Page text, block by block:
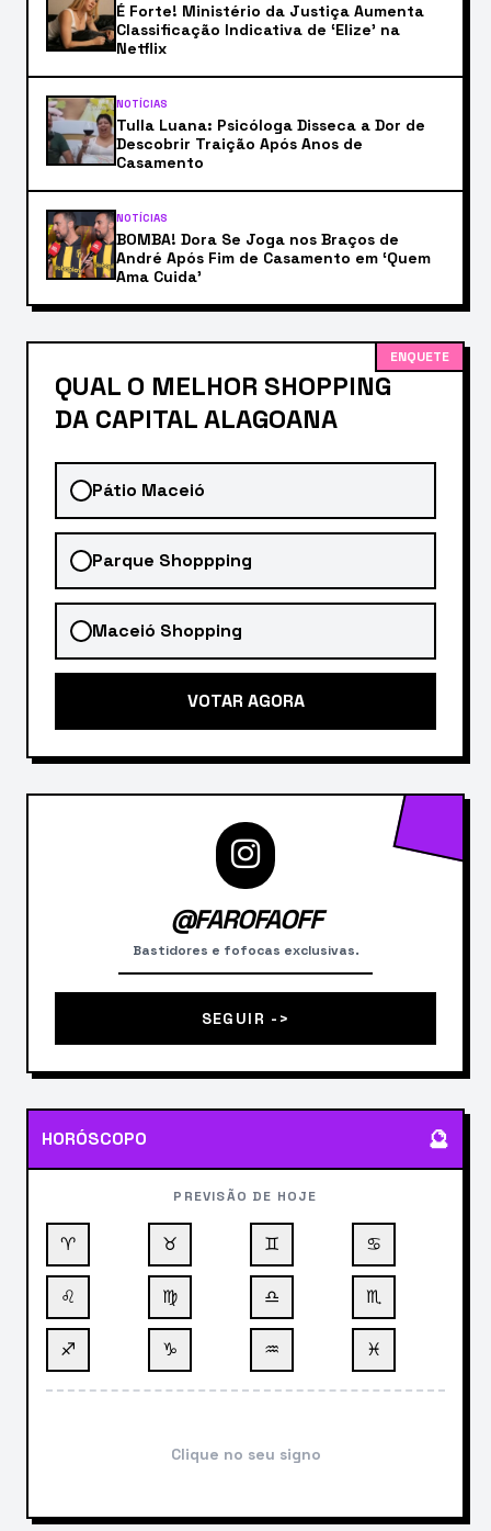
É Forte! Ministério da Justiça Aumenta
Classificação Indicativa de ‘Elize’ na
Netflix
NOTÍCIAS
Tulla Luana: Psicóloga Disseca a Dor de
Descobrir Traição Após Anos de
Casamento
NOTÍCIAS
BOMBA! Dora Se Joga nos Braços de
André Após Fim de Casamento em ‘Quem
Ama Cuida’
ENQUETE
QUAL O MELHOR SHOPPING
DA CAPITAL ALAGOANA
Pátio Maceió
Parque Shoppping
Maceió Shopping
VOTAR AGORA
@FAROFAOFF
Bastidores e fofocas exclusivas.
SEGUIR ->
HORÓSCOPO 🔮
PREVISÃO DE HOJE
♈ ♉ ♊ ♋
♌ ♍ ♎ ♏
♐ ♑ ♒ ♓
Clique no seu signo